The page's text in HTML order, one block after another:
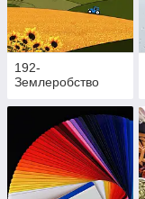
192-
Землеробство